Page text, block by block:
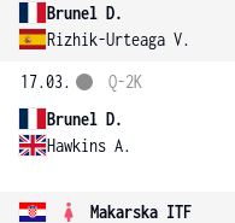
Brunel D.
Rizhik-Urteaga V.
17.03.
Brunel D.
Hawkins A.
Q-2K
Makarska ITF